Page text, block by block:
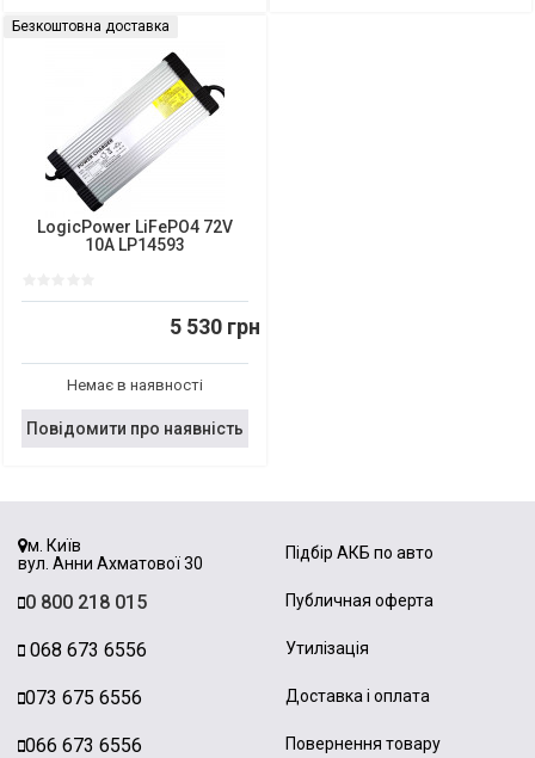
Безкоштовна доставка
LogicPower LiFePO4 72V
10A LP14593
5 530 грн
Немає в наявності
Повідомити про наявність
м. Київ
вул. Анни Ахматової 30
0 800 218 015
068 673 6556
073 675 6556
066 673 6556
Підбір АКБ по авто
Публичная оферта
Утилізація
Доставка і оплата
Повернення товару